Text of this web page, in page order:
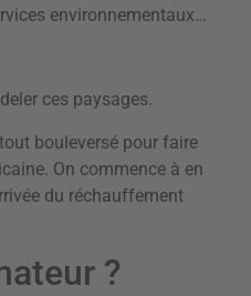
environnementaux…
ces paysages.
bouleversé pour faire
On commence à en
du réchauffement
?